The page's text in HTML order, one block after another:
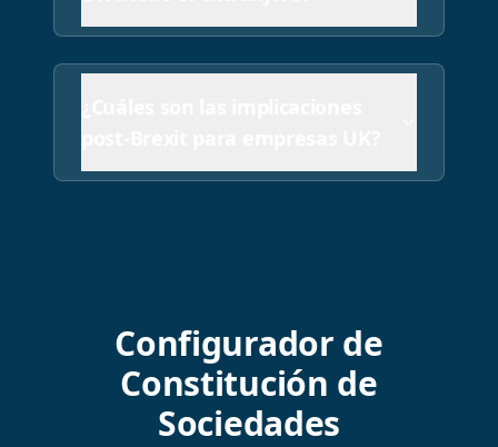
Configurador de
Constitución de
Sociedades